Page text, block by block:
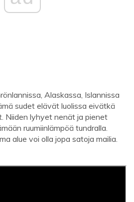
Alaskassa, Islannissa
sudet elävät luolissa eivätkä
Niiden lyhyet nenät ja pienet
ruumiinlämpöä tundralla.
alue voi olla jopa satoja mailia.